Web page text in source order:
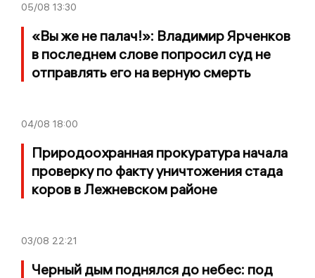
05/08 13:30
«Вы же не палач!»: Владимир Ярченков
в последнем слове попросил суд не
отправлять его на верную смерть
04/08 18:00
Природоохранная прокуратура начала
проверку по факту уничтожения стада
коров в Лежневском районе
03/08 22:21
Черный дым поднялся до небес: под